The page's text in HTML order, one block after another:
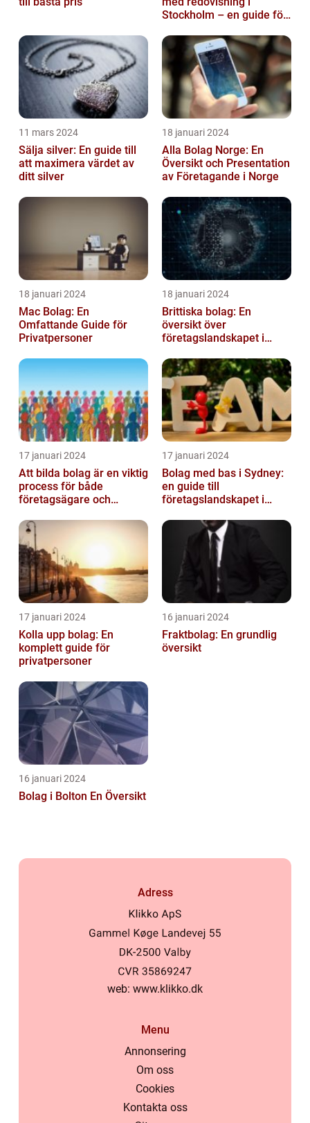
Stockholm – en guide för
11 mars 2024
Sälja silver: En guide till
att maximera värdet av
ditt silver
18 januari 2024
Alla Bolag Norge: En
Översikt och Presentation
av Företagande i Norge
18 januari 2024
Mac Bolag: En
Omfattande Guide för
Privatpersoner
18 januari 2024
Brittiska bolag: En
översikt över
företagslandskapet i
17 januari 2024
Att bilda bolag är en viktig
process för både
företagsägare och
etablera en ...
17 januari 2024
Bolag med bas i Sydney:
en guide till
företagslandskapet i
stad
17 januari 2024
Kolla upp bolag: En
komplett guide för
privatpersoner
16 januari 2024
Fraktbolag: En grundlig
översikt
16 januari 2024
Bolag i Bolton En Översikt
Adress
web: www.klikko.dk
Menu
Annonsering
Om oss
Cookies
Kontakta oss